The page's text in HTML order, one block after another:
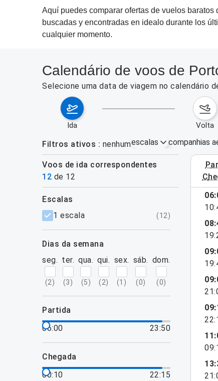
Aquí puedes comparar ofertas de vuelos
buscadas y encontradas en idealo durante los
cualquier momento.
Calendário de voos de
Selecione uma data de viagem no calendário
ida volta
Filtros ativos nenhumescalas companhias
Voos de ida correspondentes
12 de 12
3–9 de
filtros
escalas
1 escala
(12)
dias da semana
seg.
(2)
ter.
(3)
qua.
(5)
qui.
(2)
sex.
(1 )
sáb.
(0)
dom.
(0)
partida
06:00
23:50
chegada
00:10
22:15